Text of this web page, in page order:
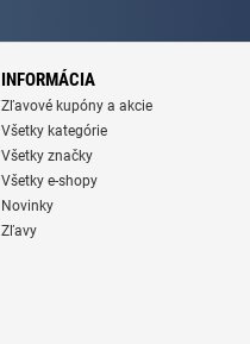
INFORMÁCIA
Zľavové kupóny a akcie
Všetky kategórie
Všetky značky
Všetky e-shopy
Novinky
Zľavy